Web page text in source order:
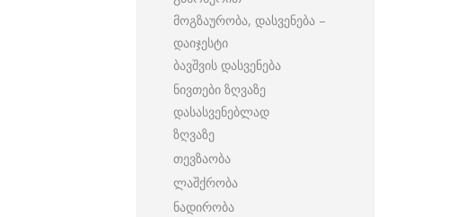
მოგზაურობა, დასვენება –
დაიჯესტი
ბავშვის დასვენება
ნივთები ზღვაზე
დასასვენებლად
ზღვაზე
თევზაობა
ლაშქრობა
ნადირობა